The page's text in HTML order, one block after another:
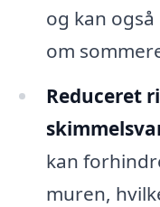
og kan
om
Reduceret
kan
muren,